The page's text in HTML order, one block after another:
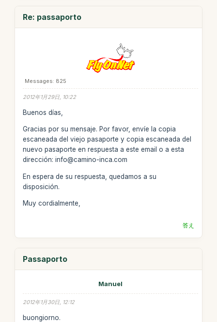
Re: passaporto
Messages: 825
2012年1月29日, 10:22
Buenos días,
Gracias por su mensaje. Por favor, envíe la copia
escaneada del viejo pasaporte y copia escaneada del
nuevo pasaporte en respuesta a este email o a esta
dirección: info@camino-inca.com
En espera de su respuesta, quedamos a su
disposición.
Muy cordialmente,
答え
Passaporto
Manuel
2012年1月30日, 12:12
buongiorno.